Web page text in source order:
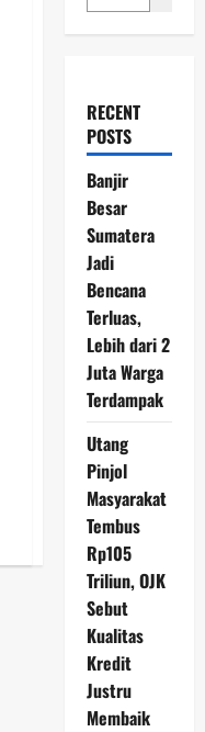
RECENT
POSTS
Banjir
Besar
Sumatera
Jadi
Bencana
Terluas,
Lebih dari 2
Juta Warga
Terdampak
Utang
Pinjol
Masyarakat
Tembus
Rp105
Triliun, OJK
Sebut
Kualitas
Kredit
Justru
Membaik